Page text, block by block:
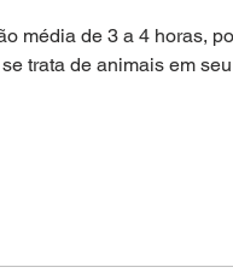
média de 3 a 4 horas,
trata de animais em